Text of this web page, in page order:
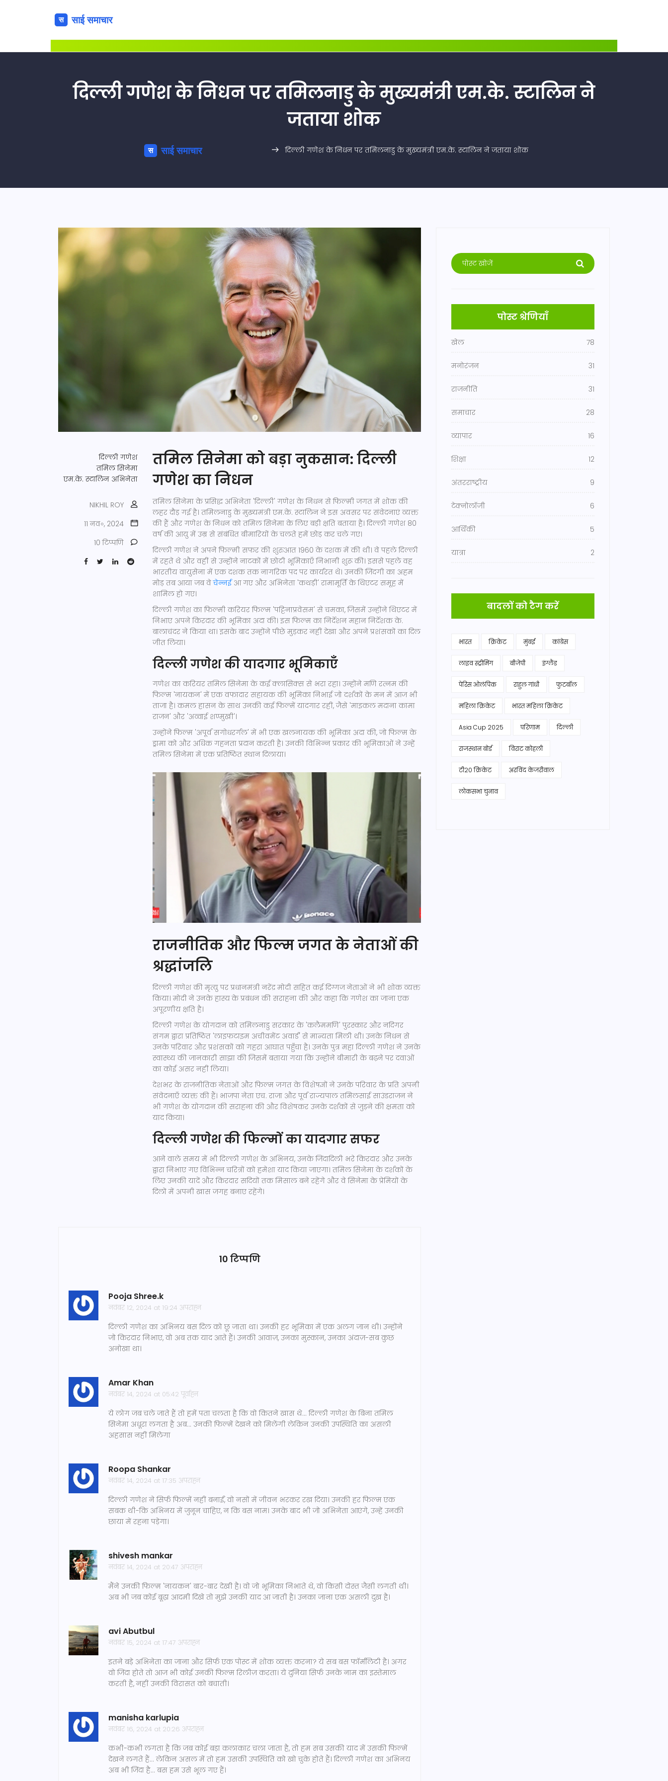
दिल्ली गणेश के निधन पर तमिलनाडु के मुख्यमंत्री एम.के. स्टालिन ने
जताया शोक
दिल्ली गणेश के निधन पर तमिलनाडु के मुख्यमंत्री एम.के. स्टालिन ने जताया शोक
दिल्ली गणेश
तमिल सिनेमा
एम.के. स्टालिन अभिनेता
NIKHIL ROY
11 नव॰, 2024
10 टिप्पणि
तमिल सिनेमा को बड़ा नुकसान: दिल्ली
गणेश का निधन
तमिल सिनेमा के प्रसिद्ध अभिनेता 'दिल्ली' गणेश के निधन से फिल्मी जगत में शोक की
लहर दौड़ गई है। तमिलनाडु के मुख्यमंत्री एम.के. स्टालिन ने इस अवसर पर संवेदनाएं व्यक्त
की हैं और गणेश के निधन को तमिल सिनेमा के लिए बड़ी क्षति बताया है। दिल्ली गणेश 80
वर्ष की आयु में उम्र से संबंधित बीमारियों के चलते हमें छोड़ कर चले गए।
दिल्ली गणेश ने अपने फिल्मी सफर की शुरुआत 1960 के दशक में की थी। वे पहले दिल्ली
में रहते थे और वहीं से उन्होंने नाटकों में छोटी भूमिकाएँ निभानी शुरू की। इससे पहले वह
भारतीय वायुसेना में एक दशक तक नागरिक पद पर कार्यरत थे। उनकी जिंदगी का अहम
मोड़ तब आया जब वेचेन्नईआ गए और अभिनेता 'कथड़ी' रामामूर्ति के थिएटर समूह में
शामिल हो गए।
दिल्ली गणेश का फिल्मी करियर फिल्म 'पट्टिनाप्रवेसम' से चमका, जिसमें उन्होंने थिएटर में
निभाए अपने किरदार की भूमिका अदा की। इस फिल्म का निर्देशन महान निर्देशक के.
बालाचंदर ने किया था। इसके बाद उन्होंने पीछे मुड़कर नहीं देखा और अपने प्रशंसकों का दिल
जीत लिया।
दिल्ली गणेश की यादगार भूमिकाएँ
गणेश का करियर तमिल सिनेमा के कई क्लासिक्स से भरा रहा। उन्होंने मणि रत्नम की
फिल्म 'नायकन' में एक वफादार सहायक की भूमिका निभाई जो दर्शकों के मन में आज भी
ताजा है। कमल हासन के साथ उनकी कई फिल्में यादगार रहीं, जैसे 'माइकल मदाना कामा
राजन' और 'अव्वाई शण्मुखी'।
उन्होंने फिल्म 'अपूर्व सगोधरर्गल' में भी एक खलनायक की भूमिका अदा की, जो फिल्म के
ड्रामा को और अधिक गहनता प्रदान करती है। उनकी विभिन्न प्रकार की भूमिकाओं ने उन्हें
तमिल सिनेमा में एक प्रतिष्ठित स्थान दिलाया।
राजनीतिक और फिल्म जगत के नेताओं की
श्रद्धांजलि
दिल्ली गणेश की मृत्यु पर प्रधानमंत्री नरेंद्र मोदी सहित कई दिग्गज नेताओं ने भी शोक व्यक्त
किया। मोदी ने उनके हास्य के प्रबंधन की सराहना की और कहा कि गणेश का जाना एक
अपूरणीय क्षति है।
दिल्ली गणेश के योगदान को तमिलनाडु सरकार के 'कलैममणि' पुरस्कार और नदिगर
संगम द्वारा प्रतिष्ठित 'लाइफटाइम अचीवमेंट अवार्ड' से मान्यता मिली थी। उनके निधन से
उनके परिवार और प्रशंसकों को गहरा आघात पहुँचा है। उनके पुत्र महा दिल्ली गणेश ने उनके
स्वास्थ्य की जानकारी साझा की जिसमें बताया गया कि उन्होंने बीमारी के बढ़ने पर दवाओं
का कोई असर नहीं लिया।
देशभर के राजनीतिक नेताओं और फिल्म जगत के विशेषज्ञों ने उनके परिवार के प्रति अपनी
संवेदनाएँ व्यक्त की हैं। भाजपा नेता एच. राजा और पूर्व राज्यपाल तमिलसाई साउंडराजन ने
भी गणेश के योगदान की सराहना की और विशेषकर उनके दर्शकों से जुड़ने की क्षमता को
याद किया।
दिल्ली गणेश की फिल्मों का यादगार सफर
आने वाले समय में भी दिल्ली गणेश के अभिनय, उनके जिंदादिली भरे किरदार और उनके
द्वारा निभाए गए विभिन्न चरित्रों को हमेशा याद किया जाएगा। तमिल सिनेमा के दर्शकों के
लिए उनकी यादें और किरदार सदियों तक मिसाल बने रहेंगे और वे सिनेमा के प्रेमियों के
दिलों में अपनी खास जगह बनाए रहेंगे।
10 टिप्पणि
Pooja Shree.k
नवंबर 12, 2024 at 19:24 अपराह्न
दिल्ली गणेश का अभिनय बस दिल को छू जाता था। उनकी हर भूमिका में एक अलग जान थी। उन्होंने
जो किरदार निभाए, वो अब तक याद आते हैं। उनकी आवाज़, उनका मुस्कान, उनका अंदाज़-सब कुछ
अनोखा था।
Amar Khan
नवंबर 14, 2024 at 05:42 पूर्वाह्न
ये लोग जब चले जाते हैं तो हमें पता चलता है कि वो कितने खास थे... दिल्ली गणेश के बिना तमिल
सिनेमा अधूरा लगता है अब... उनकी फिल्में देखने को मिलेंगी लेकिन उनकी उपस्थिति का असली
अहसास नहीं मिलेगा
Roopa Shankar
नवंबर 14, 2024 at 17:35 अपराह्न
दिल्ली गणेश ने सिर्फ फिल्में नहीं बनाईं, वो नसों में जीवन भरकर रख दिया। उनकी हर फिल्म एक
सबक थी-कि अभिनय में जुनून चाहिए, न कि बस नाम। उनके बाद भी जो अभिनेता आएंगे, उन्हें उनकी
छाया में रहना पड़ेगा।
shivesh mankar
नवंबर 14, 2024 at 20:47 अपराह्न
मैंने उनकी फिल्म 'नायकन' बार-बार देखी है। वो जो भूमिका निभाते थे, वो किसी दोस्त जैसी लगती थी।
अब भी जब कोई बूढ़ा आदमी दिखे तो मुझे उनकी याद आ जाती है। उनका जाना एक असली दुख है।
avi Abutbul
नवंबर 15, 2024 at 17:47 अपराह्न
इतने बड़े अभिनेता का जाना और सिर्फ एक पोस्ट में शोक व्यक्त करना? ये सब बस फॉर्मलिटी है। अगर
वो जिंदा होते तो आज भी कोई उनकी फिल्म रिलीज़ करता। ये दुनिया सिर्फ उनके नाम का इस्तेमाल
करती है, नहीं उनकी विरासत को बचाती।
manisha karlupia
नवंबर 16, 2024 at 20:26 अपराह्न
कभी-कभी लगता है कि जब कोई बड़ा कलाकार चला जाता है, तो हम सब उसकी याद में उसकी फिल्में
देखने लगते हैं... लेकिन असल में तो हम उसकी उपस्थिति को खो चुके होते हैं। दिल्ली गणेश का अभिनय
अब भी जिंदा है... बस हम उसे भूल गए हैं।
पोस्ट श्रेणियाँ
खेल 78
मनोरंजन 31
राजनीति 31
समाचार 28
व्यापार 16
शिक्षा 12
अंतरराष्ट्रीय 9
टेक्नोलॉजी 6
आर्थिकी 5
यात्रा 2
बादलों को टैग करें
भारत क्रिकेट मुंबई कांग्रेस
लाइव स्ट्रीमिंग बीजेपी इंग्लैंड
पेरिस ओलंपिक राहुल गांधी फुटबॉल
महिला क्रिकेट भारत महिला क्रिकेट
Asia Cup 2025 परिणाम दिल्ली
राजस्थान बोर्ड विराट कोहली
टी20 क्रिकेट अरविंद केजरीवाल
लोकसभा चुनाव